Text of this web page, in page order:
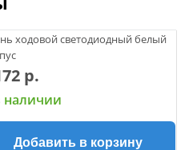
ходовой светодиодный белый
р.
наличии
Добавить в корзину